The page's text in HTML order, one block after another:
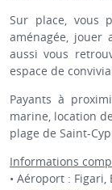
Sur place, vous
aménagée, jouer
aussi vous
espace de
Payants à
marine, location
plage de Saint-
Informations
• Aéroport : Figari,